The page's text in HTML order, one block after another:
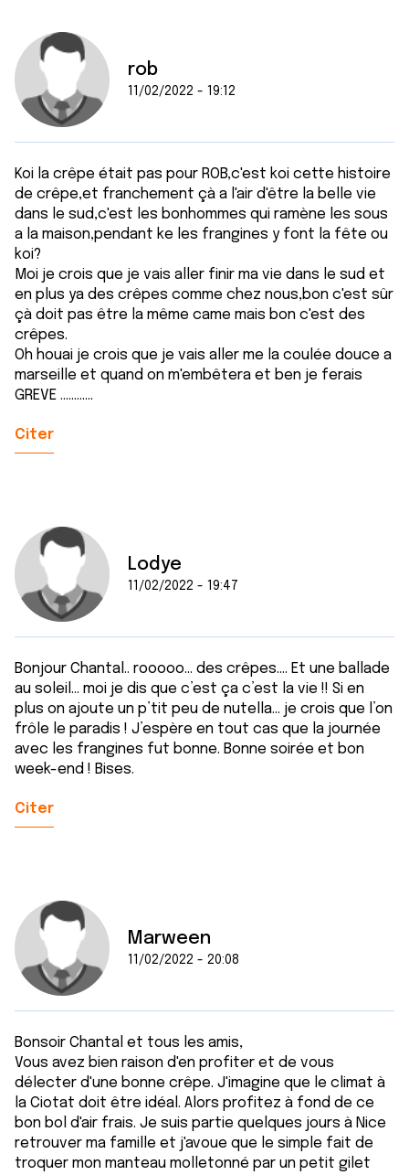
rob
11/02/2022 - 19:12
Koi la crêpe était pas pour ROB,c'est koi cette histoire
de crêpe,et franchement çà a l'air d'être la belle vie
dans le sud,c'est les bonhommes qui ramène les sous
a la maison,pendant ke les frangines y font la fête ou
koi?
Moi je crois que je vais aller finir ma vie dans le sud et
en plus ya des crêpes comme chez nous,bon c'est sûr
çà doit pas être la même came mais bon c'est des
crêpes.
Oh houai je crois que je vais aller me la coulée douce a
marseille et quand on m'embêtera et ben je ferais
GREVE ............
Citer
Lodye
11/02/2022 - 19:47
Bonjour Chantal.. rooooo… des crêpes…. Et une ballade
au soleil… moi je dis que c’est ça c’est la vie !! Si en
plus on ajoute un p’tit peu de nutella… je crois que l’on
frôle le paradis ! J’espère en tout cas que la journée
avec les frangines fut bonne. Bonne soirée et bon
week-end ! Bises.
Citer
Marween
11/02/2022 - 20:08
Bonsoir Chantal et tous les amis,
Vous avez bien raison d'en profiter et de vous
délecter d'une bonne crêpe. J'imagine que le climat à
la Ciotat doit être idéal. Alors profitez à fond de ce
bon bol d'air frais. Je suis partie quelques jours à Nice
retrouver ma famille et j'avoue que le simple fait de
troquer mon manteau molletonné par un petit gilet